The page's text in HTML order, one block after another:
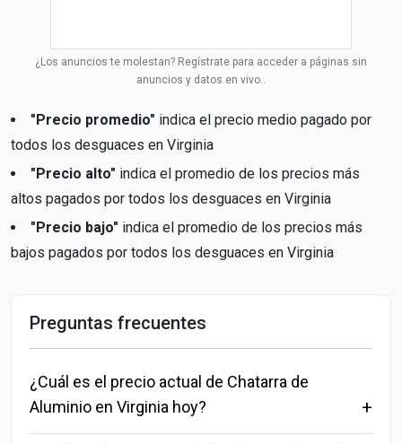
¿Los anuncios te molestan? Regístrate para acceder a páginas sin
anuncios y datos en vivo..
"Precio promedio" indica el precio medio pagado por
todos los desguaces en Virginia
"Precio alto" indica el promedio de los precios más
altos pagados por todos los desguaces en Virginia
"Precio bajo" indica el promedio de los precios más
bajos pagados por todos los desguaces en Virginia
Preguntas frecuentes
¿Cuál es el precio actual de Chatarra de
Aluminio en Virginia hoy?